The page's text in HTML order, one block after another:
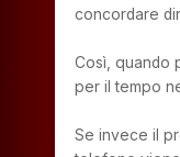
concordare
Così, quando
per il tempo
Se invece il